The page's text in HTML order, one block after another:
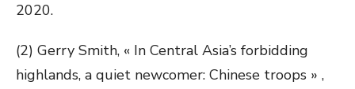
2020.
(2) Gerry Smith, « In Central Asia’s forbidding
highlands, a quiet newcomer: Chinese troops » ,